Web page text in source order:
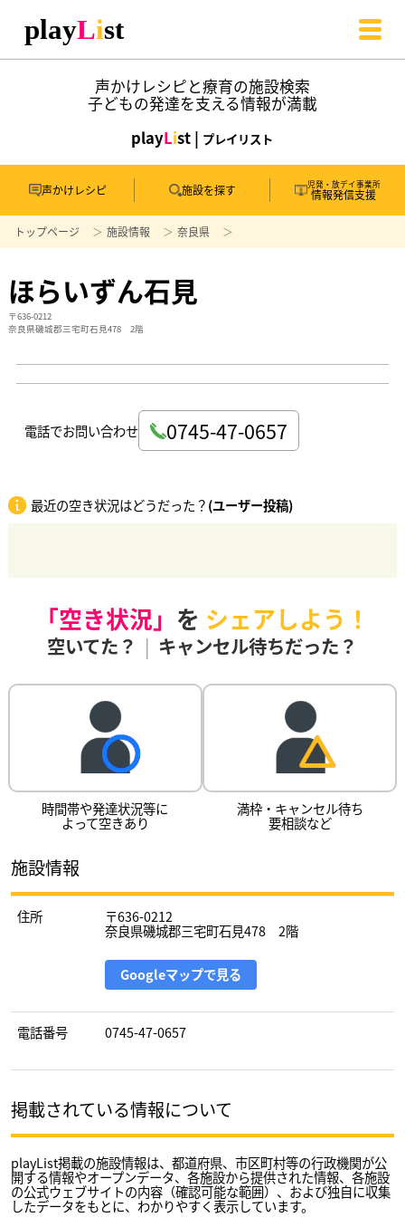
声かけレシピと療育の施設検索
子どもの発達を支える情報が満載
playList | プレイリスト
声かけレシピ 施設を探す 児発・放デイ事業所
情報発信支援
トップページ 施設情報 奈良県
ほらいずん石見
〒636-0212
奈良県磯城郡三宅町石見478 2階
電話でお問い合わせ 0745-47-0657
最近の空き状況はどうだった？(ユーザー投稿)
「空き状況」 を シェアしよう！
空いてた？ | キャンセル待ちだった？
時間帯や発達状況等に
よって空きあり
満枠・キャンセル待ち
要相談など
施設情報
住所 〒636-0212
奈良県磯城郡三宅町石見478 2階
Googleマップで見る
電話番号 0745-47-0657
掲載されている情報について
playList掲載の施設情報は、都道府県、市区町村等の行政機関が公
開する情報やオープンデータ、各施設から提供された情報、各施設
の公式ウェブサイトの内容（確認可能な範囲）、および独自に収集
したデータをもとに、わかりやすく表示しています。